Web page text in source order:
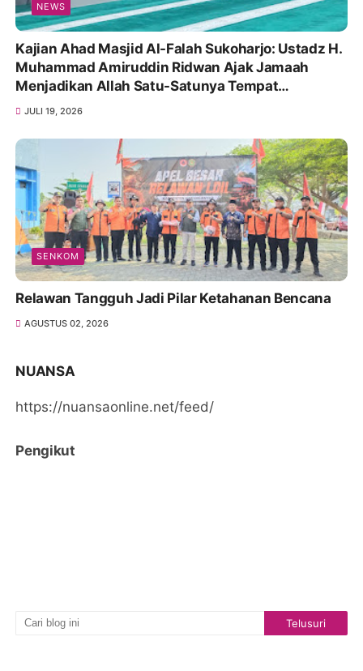
NEWS
Kajian Ahad Masjid Al-Falah Sukoharjo: Ustadz H.
Muhammad Amiruddin Ridwan Ajak Jamaah
Menjadikan Allah Satu-Satunya Tempat
Bergantung
JULI 19, 2026
SENKOM
Relawan Tangguh Jadi Pilar Ketahanan Bencana
AGUSTUS 02, 2026
NUANSA
https://nuansaonline.net/feed/
Pengikut